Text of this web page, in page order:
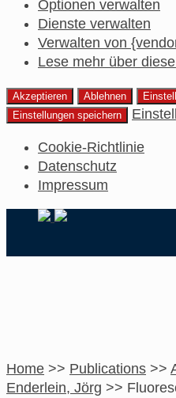
Optionen verwalten
Dienste verwalten
Verwalten von
Lese mehr über
Akzeptieren Ablehnen
Einstellungen speichern
Cookie-Richtlinie
Datenschutz
Impressum
Home >> Publications >>
Enderlein, Jörg >>